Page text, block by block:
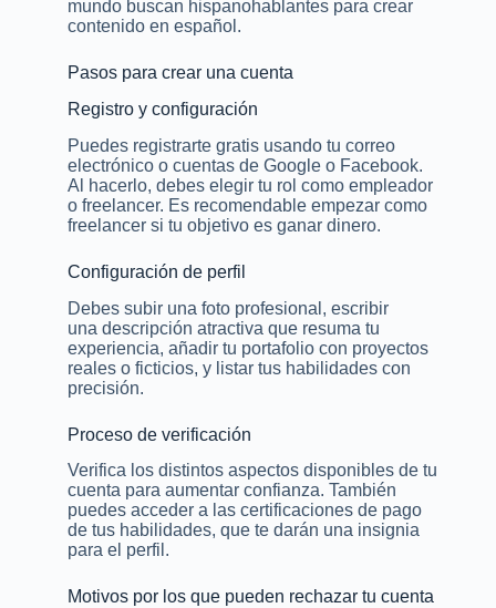
mundo buscan hispanohablantes para crear
contenido en español.
Pasos para crear una cuenta
Registro y configuración
Puedes registrarte gratis usando tu correo
electrónico o cuentas de Google o Facebook.
Al hacerlo, debes elegir tu rol como empleador
o freelancer. Es recomendable empezar como
freelancer si tu objetivo es ganar dinero.
Configuración de perfil
Debes subir una foto profesional, escribir
una descripción atractiva que resuma tu
experiencia, añadir tu portafolio con proyectos
reales o ficticios, y listar tus habilidades con
precisión.
Proceso de verificación
Verifica los distintos aspectos disponibles de tu
cuenta para aumentar confianza. También
puedes acceder a las certificaciones de pago
de tus habilidades, que te darán una insignia
para el perfil.
Motivos por los que pueden rechazar tu cuenta